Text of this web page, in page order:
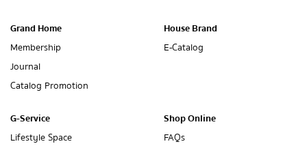
Grand Home
Membership
Journal
Catalog Promotion
House Brand
E-Catalog
G-Service
Lifestyle Space
Shop Online
FAQs